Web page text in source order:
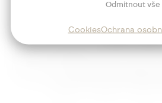
Odmítnout vše
CookiesOchrana